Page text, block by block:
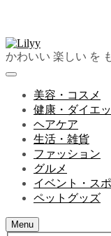
かわいい 楽しい を
美容・コスメ
健康・ダイエ
ヘアケア
生活・雑貨
ファッション
グルメ
イベント・ス
ペットグッズ
Menu